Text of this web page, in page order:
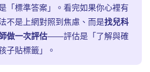
「標準答案」。看完如果你心裡有
不是上網對照到焦慮、而是找兒科
做一次評估——評估是「了解與確
子貼標籤」。